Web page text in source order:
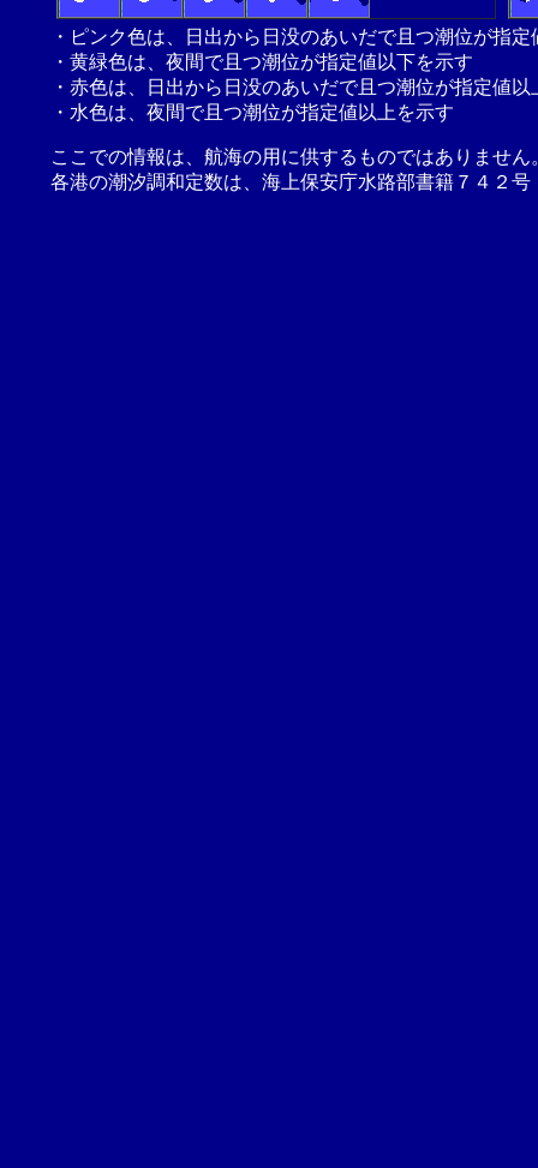
・ピンク色は、日出から日没のあいだで且つ潮位が指
・黄緑色は、夜間で且つ潮位が指定値以下を示す
・赤色は、日出から日没のあいだで且つ潮位が指定値以
・水色は、夜間で且つ潮位が指定値以上を示す
ここでの情報は、航海の用に供するものではありませ
各港の潮汐調和定数は、海上保安庁水路部書籍７４２